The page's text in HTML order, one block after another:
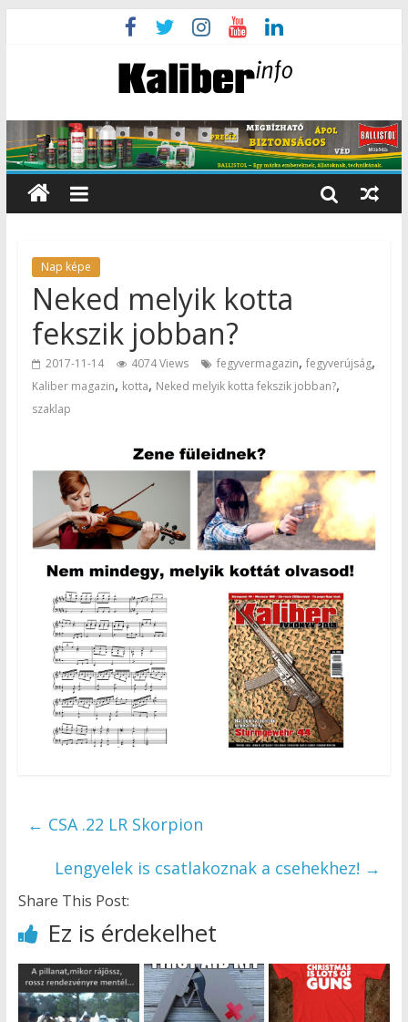
Nap képe
Neked melyik kotta
fekszik jobban?
2017-11-14 4074 Views fegyvermagazin, fegyverújság,
Kaliber magazin, kotta, Neked melyik kotta fekszik jobban?,
szaklap
← CSA .22 LR Skorpion
Lengyelek is csatlakoznak a csehekhez! →
Share This Post:
Ez is érdekelhet